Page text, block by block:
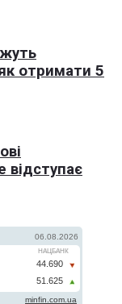
отримати 5
відступає